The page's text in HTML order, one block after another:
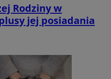
Rodziny w
jej posiadania